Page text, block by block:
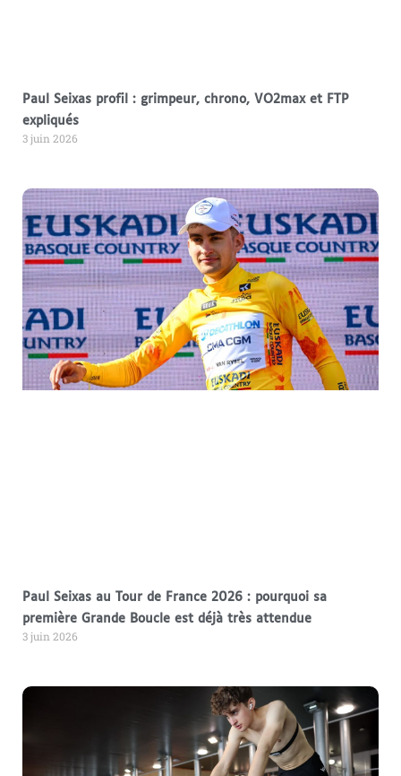
Paul Seixas profil : grimpeur, chrono, VO2max et FTP
expliqués
3 juin 2026
Paul Seixas au Tour de France 2026 : pourquoi sa
première Grande Boucle est déjà très attendue
3 juin 2026